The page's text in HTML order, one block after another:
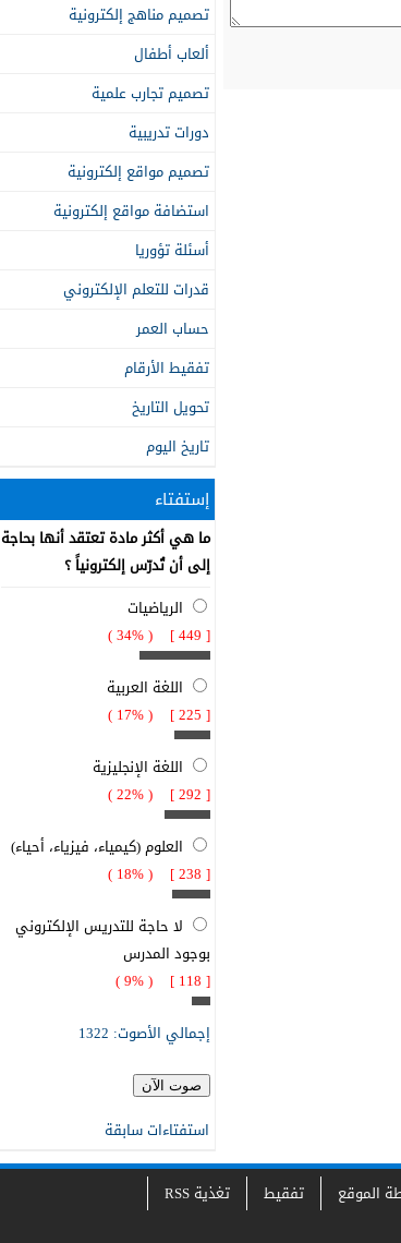
تصميم مناهج إلكترونية
ألعاب أطفال
تصميم تجارب علمية
دورات تدريبية
تصميم مواقع إلكترونية
استضافة مواقع إلكترونية
أسئلة تؤوريا
قدرات للتعلم الإلكتروني
حساب العمر
تفقيط الأرقام
تحويل التاريخ
تاريخ اليوم
إستفتاء
ما هي أكثر مادة تعتقد أنها بحاجة
إلى أن تُدرّس إلكترونياً ؟
الرياضيات
[ 449 ] ( 34% )
اللغة العربية
[ 225 ] ( 17% )
اللغة الإنجليزية
[ 292 ] ( 22% )
العلوم (كيمياء، فيزياء، أحياء)
[ 238 ] ( 18% )
لا حاجة للتدريس الإلكتروني
بوجود المدرس
[ 118 ] ( 9% )
إجمالي الأصوت: 1322
استفتاءات سابقة
الموقع تفقيط تغذية RSS